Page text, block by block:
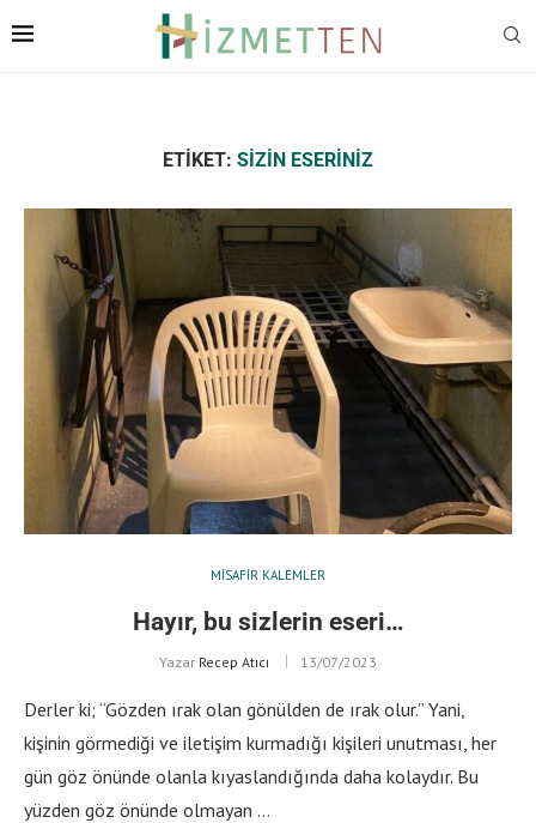
ETIKET: SIZIN ESERINIZ
MISAFIR KALEMLER
Hayır, bu sizlerin eseri…
Yazar Recep Atıcı 13/07/2023
Derler ki; “Gözden ırak olan gönülden de ırak olur.” Yani,
kişinin görmediği ve iletişim kurmadığı kişileri unutması, her
gün göz önünde olanla kıyaslandığında daha kolaydır. Bu
yüzden göz önünde olmayan …